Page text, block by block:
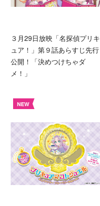
３月29日放映「名探偵プリキ
ュア！」第９話あらすじ先行
公開！「決めつけちゃダ
メ！」
NEW